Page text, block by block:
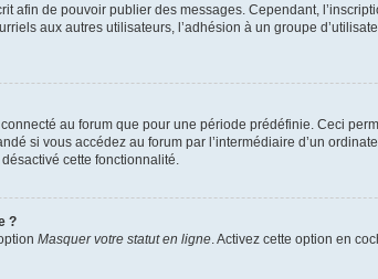
afin de pouvoir publier des messages. Cependant,
aux autres utilisateurs, l’adhésion à un groupe
au forum que pour une période prédéfinie. Ceci
si vous accédez au forum par l’intermédiaire d’un
cette fonctionnalité.
?
Masquer votre statut en ligne. Activez cette option en